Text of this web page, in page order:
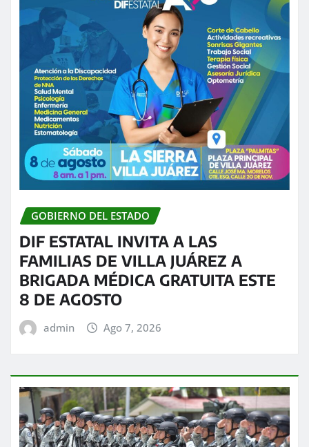
GOBIERNO DEL ESTADO
DIF ESTATAL INVITA A LAS
FAMILIAS DE VILLA JUÁREZ A
BRIGADA MÉDICA GRATUITA ESTE
8 DE AGOSTO
admin Ago 7, 2026